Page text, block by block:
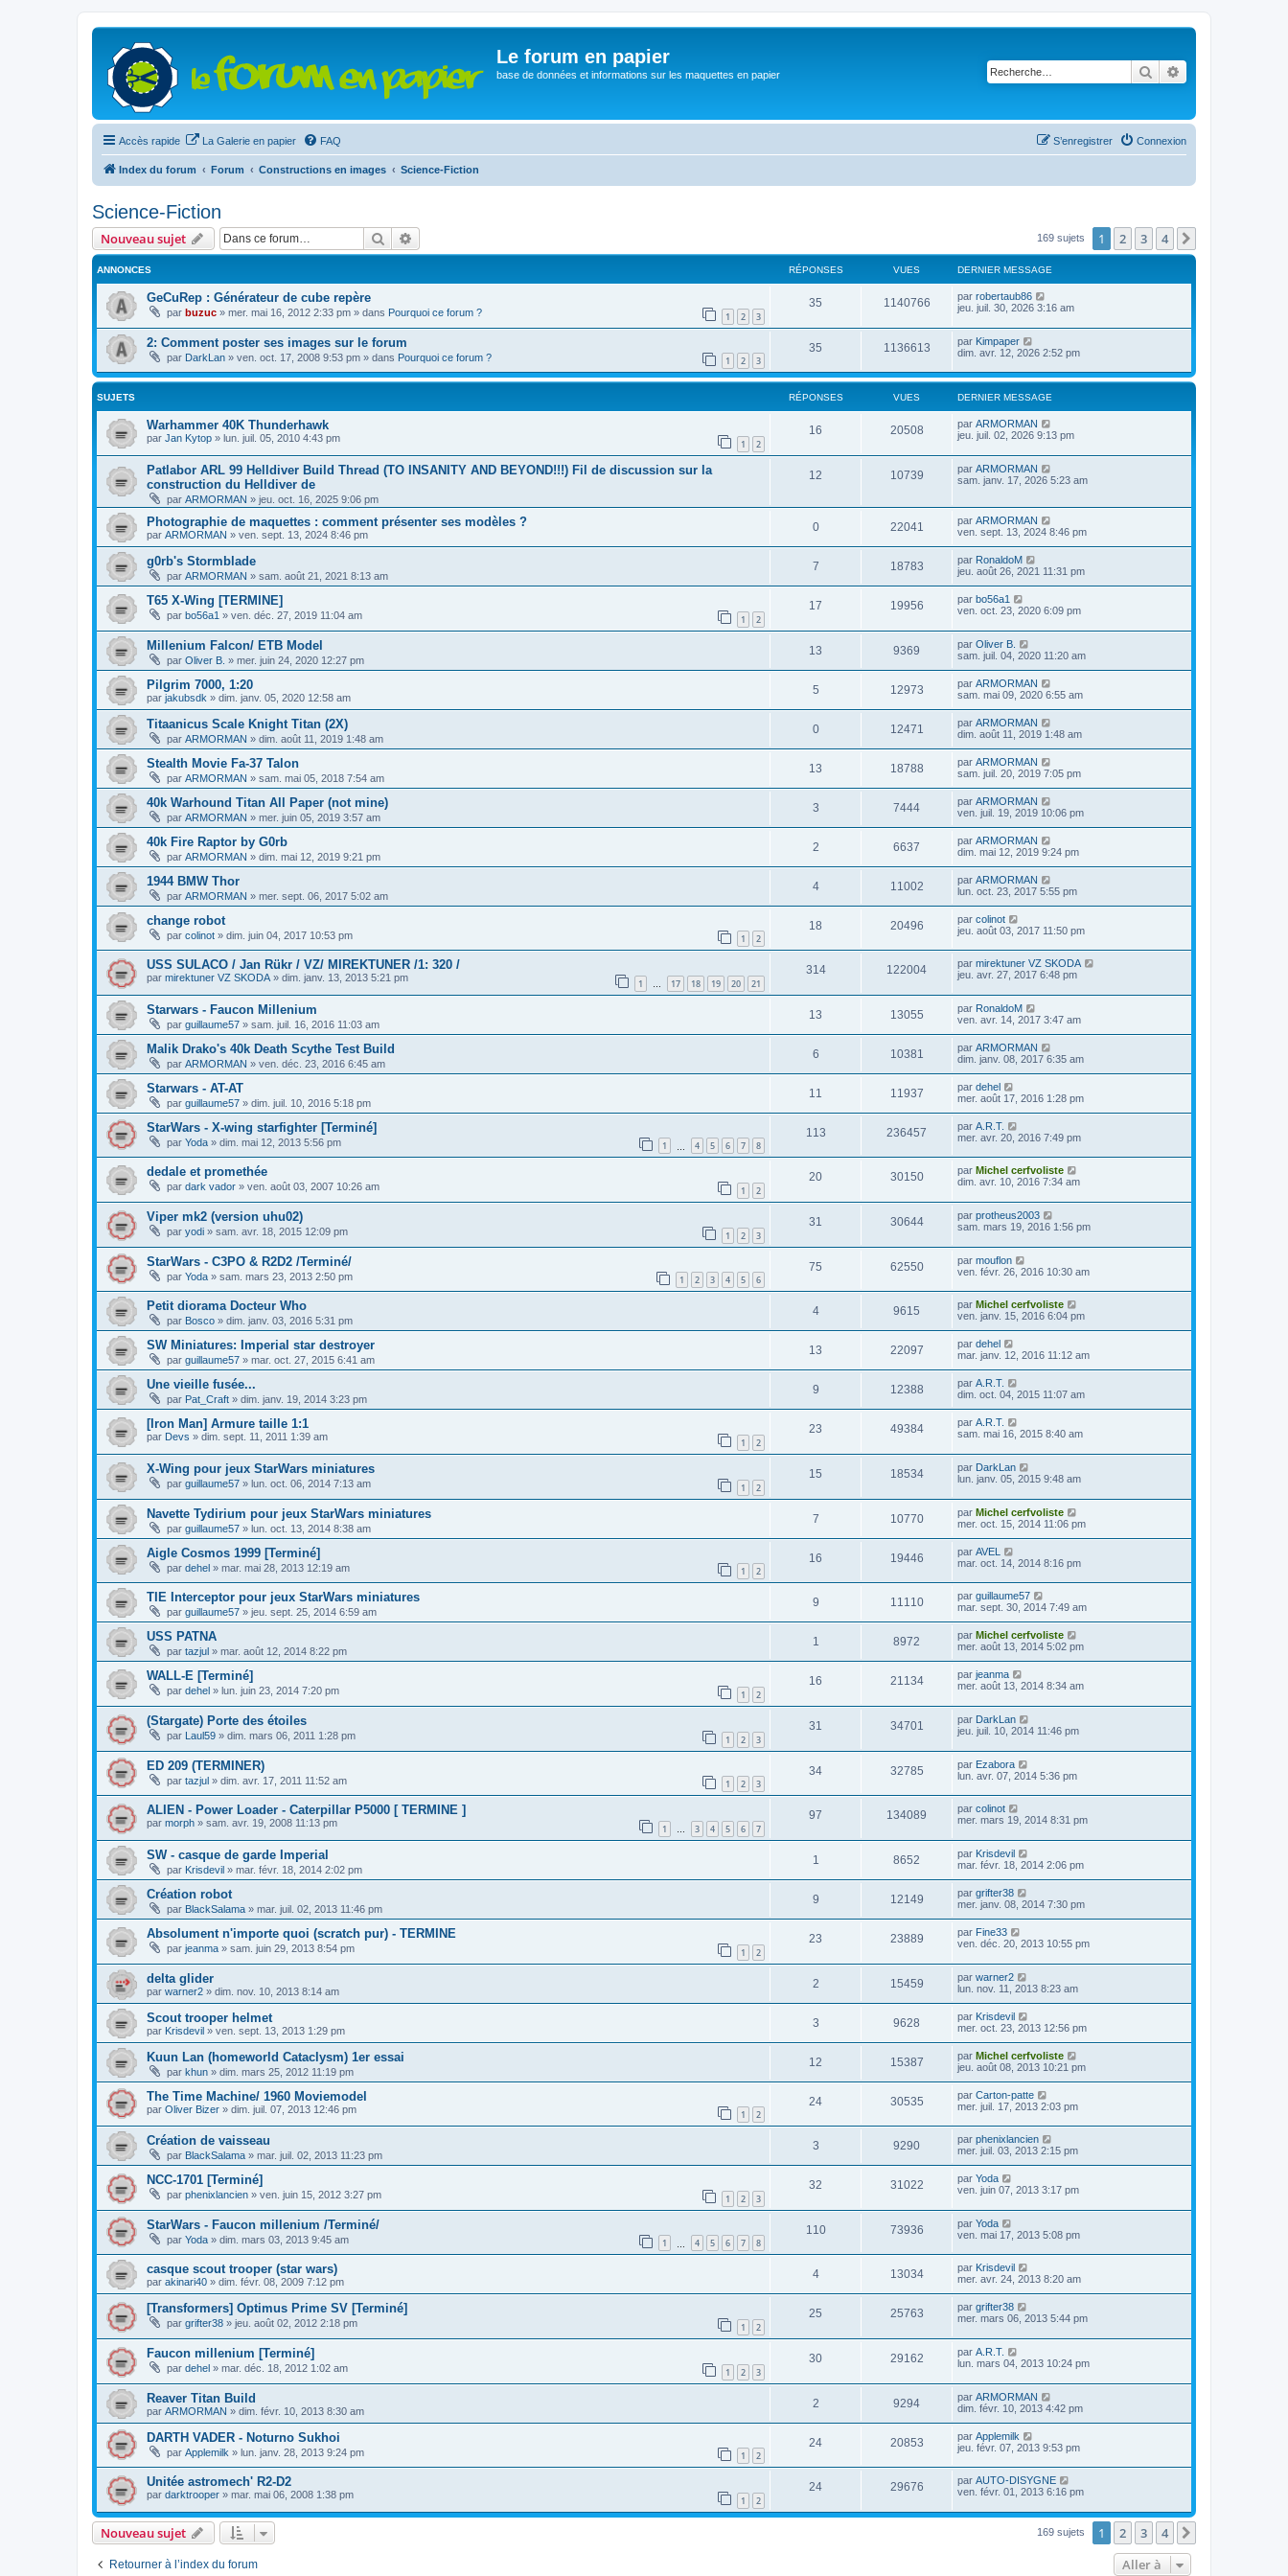
Le forum en papier
base de données et informations sur les maquettes en papier Rechercher
Accès rapide La Galerie en papier FAQ Connexion
S’enregistrer
Index du forum Forum Constructions en images Science-Fiction
Science-Fiction
Nouveau sujet Rechercher 169 sujets 1 2 3 4
ANNONCES RÉPONSES VUES DERNIER MESSAGE
GeCuRep : Générateur de cube repère
par buzuc » mer. mai 16, 2012 2:33 pm » dans Pourquoi ce forum ? 1 2 3
35 1140766 par robertaub86
jeu. juil. 30, 2026 3:16 am
2: Comment poster ses images sur le forum
par DarkLan » ven. oct. 17, 2008 9:53 pm » dans Pourquoi ce forum ? 1 2 3
35 1136613 par Kimpaper
dim. avr. 12, 2026 2:52 pm
SUJETS RÉPONSES VUES DERNIER MESSAGE
Warhammer 40K Thunderhawk
par Jan Kytop » lun. juil. 05, 2010 4:43 pm 1 2
16 20508 par ARMORMAN
jeu. juil. 02, 2026 9:13 pm
Patlabor ARL 99 Helldiver Build Thread (TO INSANITY AND BEYOND!!!) Fil de discussion sur la
construction du Helldiver de
par ARMORMAN » jeu. oct. 16, 2025 9:06 pm
12 10739 par ARMORMAN
sam. janv. 17, 2026 5:23 am
Photographie de maquettes : comment présenter ses modèles ?
par ARMORMAN » ven. sept. 13, 2024 8:46 pm
0 22041 par ARMORMAN
ven. sept. 13, 2024 8:46 pm
g0rb's Stormblade
par ARMORMAN » sam. août 21, 2021 8:13 am
7 18783 par RonaldoM
jeu. août 26, 2021 11:31 pm
T65 X-Wing [TERMINE]
par bo56a1 » ven. déc. 27, 2019 11:04 am 1 2
17 19956 par bo56a1
ven. oct. 23, 2020 6:09 pm
Millenium Falcon/ ETB Model
par Oliver B. » mer. juin 24, 2020 12:27 pm
13 9369 par Oliver B.
sam. juil. 04, 2020 11:20 am
Pilgrim 7000, 1:20
par jakubsdk » dim. janv. 05, 2020 12:58 am
5 12973 par ARMORMAN
sam. mai 09, 2020 6:55 am
Titaanicus Scale Knight Titan (2X)
par ARMORMAN » dim. août 11, 2019 1:48 am
0 12471 par ARMORMAN
dim. août 11, 2019 1:48 am
Stealth Movie Fa-37 Talon
par ARMORMAN » sam. mai 05, 2018 7:54 am
13 18788 par ARMORMAN
sam. juil. 20, 2019 7:05 pm
40k Warhound Titan All Paper (not mine)
par ARMORMAN » mer. juin 05, 2019 3:57 am
3 7444 par ARMORMAN
ven. juil. 19, 2019 10:06 pm
40k Fire Raptor by G0rb
par ARMORMAN » dim. mai 12, 2019 9:21 pm
2 6637 par ARMORMAN
dim. mai 12, 2019 9:24 pm
1944 BMW Thor
par ARMORMAN » mer. sept. 06, 2017 5:02 am
4 11002 par ARMORMAN
lun. oct. 23, 2017 5:55 pm
change robot
par colinot » dim. juin 04, 2017 10:53 pm 1 2
18 20496 par colinot
jeu. août 03, 2017 11:50 pm
USS SULACO / Jan Rükr / VZ/ MIREKTUNER /1: 320 /
par mirektuner VZ SKODA » dim. janv. 13, 2013 5:21 pm 1 … 17 18 19 20 21
314 122004 par mirektuner VZ SKODA
jeu. avr. 27, 2017 6:48 pm
Starwars - Faucon Millenium
par guillaume57 » sam. juil. 16, 2016 11:03 am
13 13055 par RonaldoM
ven. avr. 14, 2017 3:47 am
Malik Drako's 40k Death Scythe Test Build
par ARMORMAN » ven. déc. 23, 2016 6:45 am
6 10381 par ARMORMAN
dim. janv. 08, 2017 6:35 am
Starwars - AT-AT
par guillaume57 » dim. juil. 10, 2016 5:18 pm
11 11937 par dehel
mer. août 17, 2016 1:28 pm
StarWars - X-wing starfighter [Terminé]
par Yoda » dim. mai 12, 2013 5:56 pm 1 4 5 6 7 8
113 236457 par A.R.T.
mer. avr. 20, 2016 7:49 pm
dedale et promethée
par dark vador » ven. août 03, 2007 10:26 am 1 2
20 30150 par Michel cerfvoliste
dim. avr. 10, 2016 7:34 am
Viper mk2 (version uhu02)
par yodi » sam. avr. 18, 2015 12:09 pm 1 2 3
31 30644 par protheus2003
sam. mars 19, 2016 1:56 pm
StarWars - C3PO & R2D2 /Terminé/
par Yoda » sam. mars 23, 2013 2:50 pm 1 2 3 4 5 6
75 62550 par mouflon
ven. févr. 26, 2016 10:30 am
Petit diorama Docteur Who
par Bosco » dim. janv. 03, 2016 5:31 pm
4 9615 par Michel cerfvoliste
ven. janv. 15, 2016 6:04 pm
SW Miniatures: Imperial star destroyer
par guillaume57 » mar. oct. 27, 2015 6:41 am
13 22097 par dehel
mar. janv. 12, 2016 11:12 am
Une vieille fusée...
par Pat_Craft » dim. janv. 19, 2014 3:23 pm
9 12388 par A.R.T.
dim. oct. 04, 2015 11:07 am
[Iron Man] Armure taille 1:1
par Devs » dim. sept. 11, 2011 1:39 am 1 2
23 49384 par A.R.T.
sam. mai 16, 2015 8:40 am
X-Wing pour jeux StarWars miniatures
par guillaume57 » lun. oct. 06, 2014 7:13 am 1 2
15 18534 par DarkLan
lun. janv. 05, 2015 9:48 am
Navette Tydirium pour jeux StarWars miniatures
par guillaume57 » lun. oct. 13, 2014 8:38 am
7 10770 par Michel cerfvoliste
mer. oct. 15, 2014 11:06 pm
Aigle Cosmos 1999 [Terminé]
par dehel » mar. mai 28, 2013 12:19 am 1 2
16 19446 par AVEL
mar. oct. 14, 2014 8:16 pm
TIE Interceptor pour jeux StarWars miniatures
par guillaume57 » jeu. sept. 25, 2014 6:59 am
9 11110 par guillaume57
mar. sept. 30, 2014 7:49 am
USS PATNA
par tazjul » mar. août 12, 2014 8:22 pm
1 8972 par Michel cerfvoliste
mer. août 13, 2014 5:02 pm
WALL-E [Terminé]
par dehel » lun. juin 23, 2014 7:20 pm 1 2
16 21134 par jeanma
mer. août 13, 2014 8:34 am
(Stargate) Porte des étoiles
par Laul59 » dim. mars 06, 2011 1:28 pm 1 2 3
31 34701 par DarkLan
jeu. juil. 10, 2014 11:46 pm
ED 209 (TERMINER)
par tazjul » dim. avr. 17, 2011 11:52 am 1 2 3
34 32785 par Ezabora
lun. avr. 07, 2014 5:36 pm
ALIEN - Power Loader - Caterpillar P5000 [ TERMINE ]
par morph » sam. avr. 19, 2008 11:13 pm 1 … 3 4 5 6 7
97 134089 par colinot
mer. mars 19, 2014 8:31 pm
SW - casque de garde Imperial
par Krisdevil » mar. févr. 18, 2014 2:02 pm
1 8652 par Krisdevil
mar. févr. 18, 2014 2:06 pm
Création robot
par BlackSalama » mar. juil. 02, 2013 11:46 pm
9 12149 par grifter38
mer. janv. 08, 2014 7:30 pm
Absolument n'importe quoi (scratch pur) - TERMINE
par jeanma » sam. juin 29, 2013 8:54 pm 1 2
23 23889 par Fine33
ven. déc. 20, 2013 10:55 pm
delta glider
par warner2 » dim. nov. 10, 2013 8:14 am
2 15459 par warner2
lun. nov. 11, 2013 8:23 am
Scout trooper helmet
par Krisdevil » ven. sept. 13, 2013 1:29 pm
3 9628 par Krisdevil
mer. oct. 23, 2013 12:56 pm
Kuun Lan (homeworld Cataclysm) 1er essai
par khun » dim. mars 25, 2012 11:19 pm
12 15387 par Michel cerfvoliste
jeu. août 08, 2013 10:21 pm
The Time Machine/ 1960 Moviemodel
par Oliver Bizer » dim. juil. 07, 2013 12:46 pm 1 2
24 30535 par Carton-patte
mer. juil. 17, 2013 2:03 pm
Création de vaisseau
par BlackSalama » mar. juil. 02, 2013 11:23 pm
3 9290 par phenixlancien
mer. juil. 03, 2013 2:15 pm
NCC-1701 [Terminé]
par phenixlancien » ven. juin 15, 2012 3:27 pm 1 2 3
32 31022 par Yoda
ven. juin 07, 2013 3:17 pm
StarWars - Faucon millenium /Terminé/
par Yoda » dim. mars 03, 2013 9:45 am 1 4 5 6 7 8
110 73936 par Yoda
ven. mai 17, 2013 5:08 pm
casque scout trooper (star wars)
par akinari40 » dim. févr. 08, 2009 7:12 pm
4 13034 par Krisdevil
mer. avr. 24, 2013 8:20 am
[Transformers] Optimus Prime SV [Terminé]
par grifter38 » jeu. août 02, 2012 2:18 pm 1 2
25 25763 par grifter38
mer. mars 06, 2013 5:44 pm
Faucon millenium [Terminé]
par dehel » mar. déc. 18, 2012 1:02 am 1 2 3
30 29162 par A.R.T.
lun. mars 04, 2013 10:24 pm
Reaver Titan Build
par ARMORMAN » dim. févr. 10, 2013 8:30 am
2 9294 par ARMORMAN
dim. févr. 10, 2013 4:42 pm
DARTH VADER - Noturno Sukhoi
par Applemilk » lun. janv. 28, 2013 9:24 pm 1 2
24 20853 par Applemilk
jeu. févr. 07, 2013 9:53 pm
Unitée astromech' R2-D2
par darktrooper » mar. mai 06, 2008 1:38 pm 1 2
24 29676 par AUTO-DISYGNE
ven. févr. 01, 2013 6:16 pm
Nouveau sujet 169 sujets 1 2 3 4
Retourner à l’index du forum Aller à